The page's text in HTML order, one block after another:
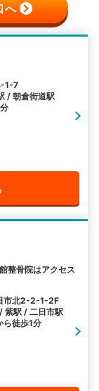
へ
1-7
/ 朝倉街道駅
整骨院はアクセス
市北2-2-1-2F
紫駅 / 二日市駅
ら徒歩1分